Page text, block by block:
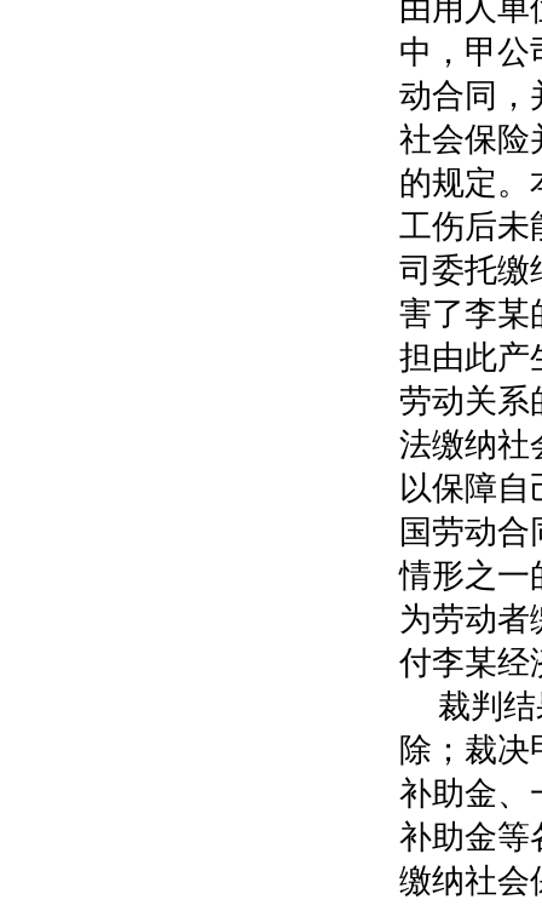
由用人
中，甲公
动合同，
社会保险
的规定。
工伤后未
司委托缴
害了李某
担由此产
劳动关系
法缴纳社
以保障自
国劳动合
情形之一
为劳动者
付李某经
裁判
除；裁
补助金、
补助金等
缴纳社会